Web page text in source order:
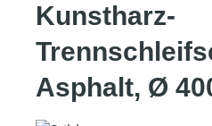
Kunstharz-
Asphalt, Ø